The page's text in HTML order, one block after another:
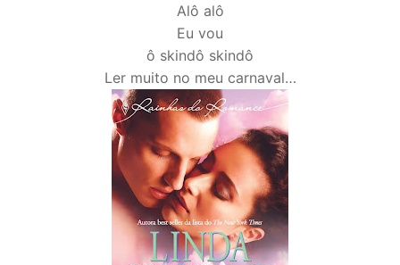
Alô alô
Eu vou
ô skindô skindô
Ler muito no meu carnaval…